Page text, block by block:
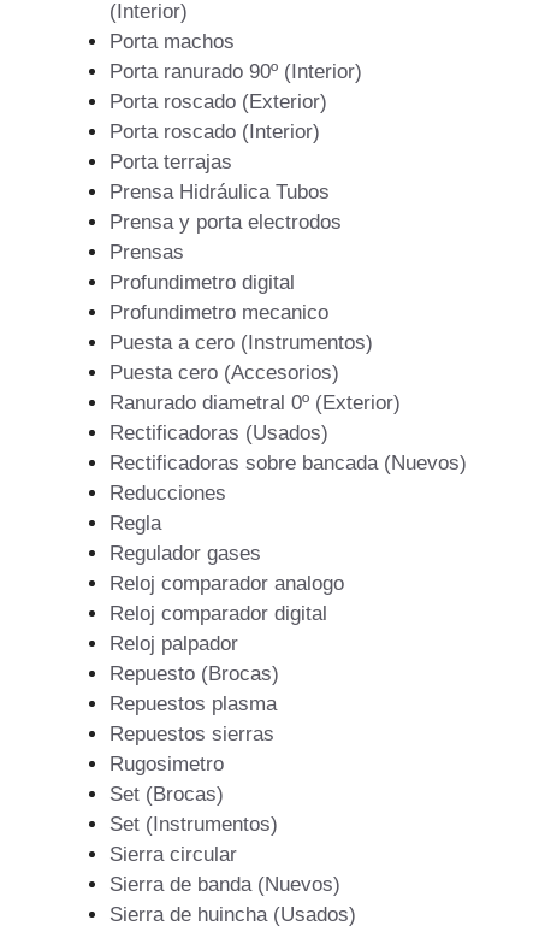
(Interior)
Porta machos
Porta ranurado 90º (Interior)
Porta roscado (Exterior)
Porta roscado (Interior)
Porta terrajas
Prensa Hidráulica Tubos
Prensa y porta electrodos
Prensas
Profundimetro digital
Profundimetro mecanico
Puesta a cero (Instrumentos)
Puesta cero (Accesorios)
Ranurado diametral 0º (Exterior)
Rectificadoras (Usados)
Rectificadoras sobre bancada (Nuevos)
Reducciones
Regla
Regulador gases
Reloj comparador analogo
Reloj comparador digital
Reloj palpador
Repuesto (Brocas)
Repuestos plasma
Repuestos sierras
Rugosimetro
Set (Brocas)
Set (Instrumentos)
Sierra circular
Sierra de banda (Nuevos)
Sierra de huincha (Usados)